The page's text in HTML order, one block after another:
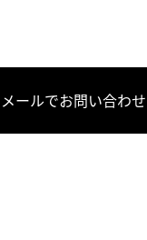
メールでお問い合わせ